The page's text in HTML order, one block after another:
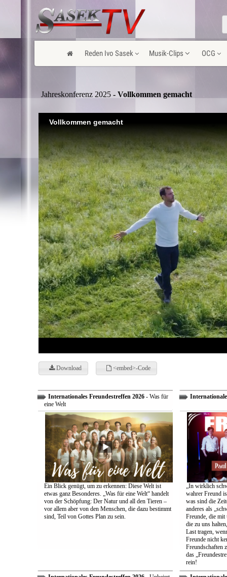
Reden Ivo Sasek Musik-Clips OCG
Jahreskonferenz 2025 - Vollkommen gemacht
Vollkommen gemacht
Download <embed>-Code
Internationales Freundestreffen 2026- Was für
eine Welt
Ein Blick genügt, um zu erkennen: Diese Welt ist
etwas ganz Besonderes. „Was für eine Welt“ handelt
von der Schöpfung: Der Natur und all den Tieren –
vor allem aber von den Menschen, die dazu bestimmt
sind, Teil von Gottes Plan zu sein.
„In wirklich
wahrer Freund
was sind die
anderes als
Freunde, die mit
die zu uns
Last tragen,
Freunde nicht
Freundschaften
das
rein!